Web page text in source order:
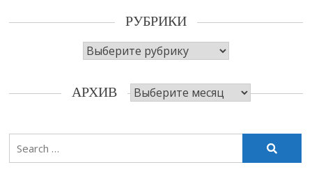
РУБРИКИ
Рубрики
АРХИВ Архив
Search
for: